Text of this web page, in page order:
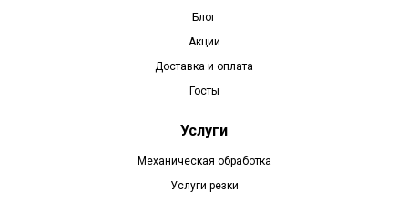
Блог
Акции
Доставка и оплата
Госты
Услуги
Механическая обработка
Услуги резки